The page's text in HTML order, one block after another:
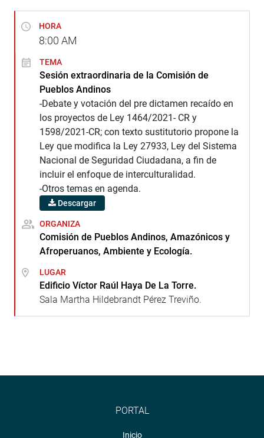
HORA
8:00 AM
TEMA
Sesión extraordinaria de la Comisión de
Pueblos Andinos
-Debate y votación del pre dictamen recaído en
los proyectos de Ley 1464/2021- CR y
1598/2021-CR; con texto sustitutorio propone la
Ley que modifica la Ley 27933, Ley del Sistema
Nacional de Seguridad Ciudadana, a fin de
incluir el enfoque de interculturalidad.
-Otros temas en agenda.
Descargar
ORGANIZA
Comisión de Pueblos Andinos, Amazónicos y
Afroperuanos, Ambiente y Ecología.
LUGAR
Edificio Víctor Raúl Haya De La Torre.
Sala Martha Hildebrandt Pérez Treviño.
PORTAL
Inicio